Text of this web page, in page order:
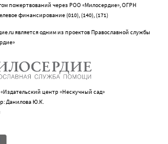
пожертвований через РОО «Милосердие», ОГРН
финансирование (010), (140), (171)
является одним из проектов Православной службы
центр «Нескучный сад»
Данилова Ю.К.